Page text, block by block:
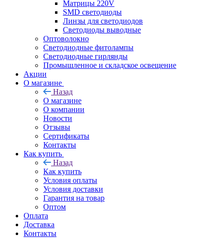
Матрицы 220V
SMD светодиоды
Линзы для светодиодов
Светодиоды выводные
Оптоволокно
Светодиодные фитолампы
Светодиодные гирлянды
Промышленное и складское освещение
Акции
О магазине
Назад
О магазине
О компании
Новости
Отзывы
Сертификаты
Контакты
Как купить
Назад
Как купить
Условия оплаты
Условия доставки
Гарантия на товар
Оптом
Оплата
Доставка
Контакты